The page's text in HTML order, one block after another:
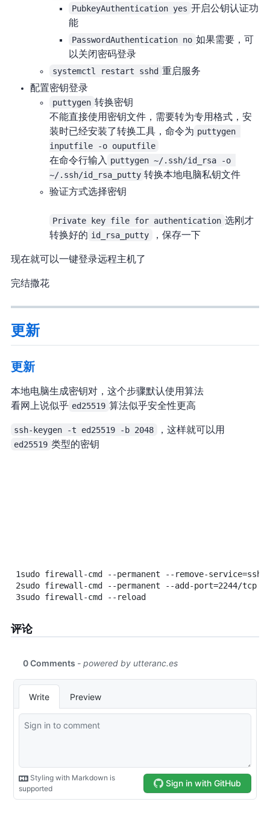
PubkeyAuthentication yes 开启公钥认证功
能
PasswordAuthentication no (optional) 如果需要，可
以关闭密码登录
systemctl restart sshd 重启sshd服务
Putty配置密钥登录
puttygen 转换密钥
Putty不能直接使用RSA密钥文件，需要转为Putty专用格式，安
装Putty时已经安装了转换工具，命令为 puttygen
inputfile -o ouputfile
在命令行输入 puttygen ~/.ssh/id_rsa -o
~/.ssh/id_rsa_putty 转换本地电脑私钥文件
验证方式选择密钥
Private key file for authentication 选刚才
转换好的 id_rsa_putty ，保存一下
现在就可以“一键登录”远程主机了
完结撒花
更新
2020/09/16 更新
本地电脑生成密钥对，这个步骤默认使用RSA算法
看网上说似乎 ed25519 算法似乎安全性更高
ssh-keygen -t ed25519 -b 2048 ，这样就可以用
ed25519 类型的密钥
1sudo firewall-cmd --permanent
--remove-service=ssh
2sudo firewall-cmd --permanent
--add-port=2244/tcp
3sudo firewall-cmd --reload
评论